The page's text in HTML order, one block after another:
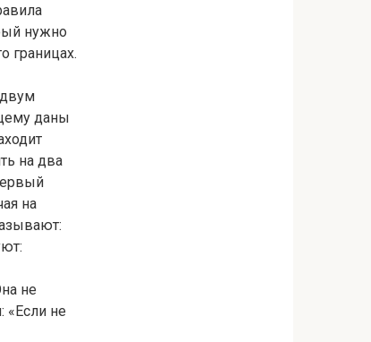
нужно
границах.
даны
на два
на
не
«Если не